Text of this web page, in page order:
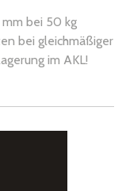
mm bei 50 kg
bei gleichmäßiger
im AKL!